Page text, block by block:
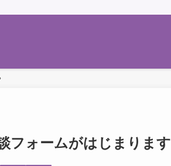
フォームがはじまります